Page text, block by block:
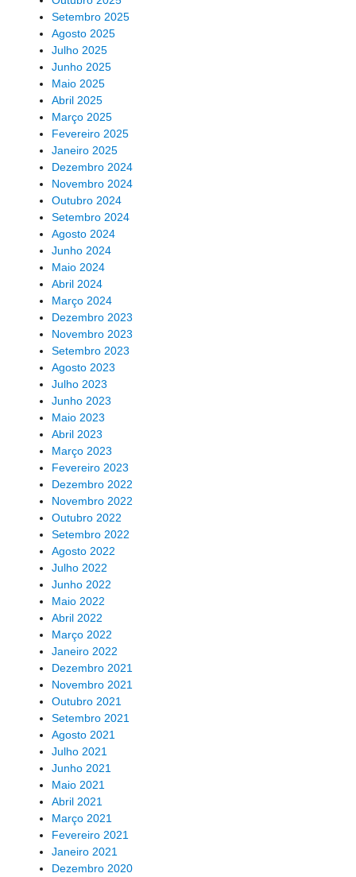
Setembro 2025
Agosto 2025
Julho 2025
Junho 2025
Maio 2025
Abril 2025
Março 2025
Fevereiro 2025
Janeiro 2025
Dezembro 2024
Novembro 2024
Outubro 2024
Setembro 2024
Agosto 2024
Junho 2024
Maio 2024
Abril 2024
Março 2024
Dezembro 2023
Novembro 2023
Setembro 2023
Agosto 2023
Julho 2023
Junho 2023
Maio 2023
Abril 2023
Março 2023
Fevereiro 2023
Dezembro 2022
Novembro 2022
Outubro 2022
Setembro 2022
Agosto 2022
Julho 2022
Junho 2022
Maio 2022
Abril 2022
Março 2022
Janeiro 2022
Dezembro 2021
Novembro 2021
Outubro 2021
Setembro 2021
Agosto 2021
Julho 2021
Junho 2021
Maio 2021
Abril 2021
Março 2021
Fevereiro 2021
Janeiro 2021
Dezembro 2020